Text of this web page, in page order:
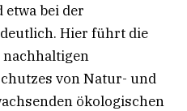
bei der
Hier führt die
von Natur- und
ökologischen